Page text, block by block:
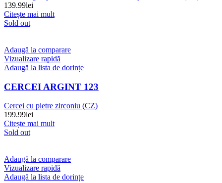
139.99lei
Citește mai mult
Sold out
Adaugă la comparare
Vizualizare rapidă
Adaugă la lista de dorințe
CERCEI ARGINT 123
Cercei cu pietre zirconiu (CZ)
199.99lei
Citește mai mult
Sold out
Adaugă la comparare
Vizualizare rapidă
Adaugă la lista de dorințe